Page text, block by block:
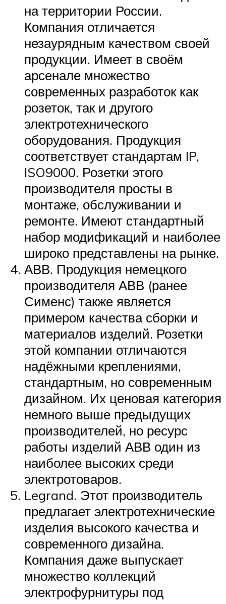
на территории России.
Компания отличается
незаурядным качеством своей
продукции. Имеет в своём
арсенале множество
современных разработок как
розеток, так и другого
электротехнического
оборудования. Продукция
соответствует стандартам IP,
ISO9000. Розетки этого
производителя просты в
монтаже, обслуживании и
ремонте. Имеют стандартный
набор модификаций и наиболее
широко представлены на рынке.
АВВ. Продукция немецкого
производителя АВВ (ранее
Сименс) также является
примером качества сборки и
материалов изделий. Розетки
этой компании отличаются
надёжными креплениями,
стандартным, но современным
дизайном. Их ценовая категория
немного выше предыдущих
производителей, но ресурс
работы изделий АВВ один из
наиболее высоких среди
электротоваров.
Legrand. Этот производитель
предлагает электротехнические
изделия высокого качества и
современного дизайна.
Компания даже выпускает
множество коллекций
электрофурнитуры под